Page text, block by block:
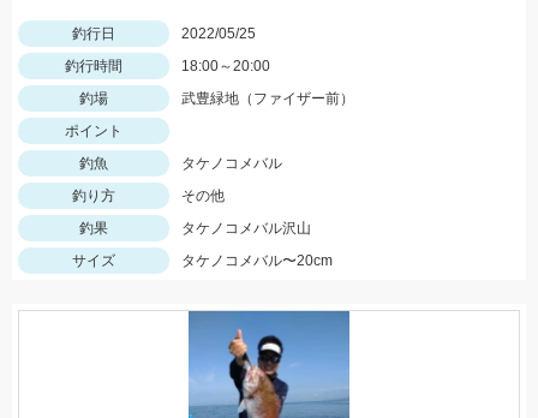
釣行日
2022/05/25
釣行時間
18:00～20:00
釣場
武豊緑地（ファイザー前）
ポイント
釣魚
タケノコメバル
釣り方
その他
釣果
タケノコメバル沢山
サイズ
タケノコメバル〜20cm